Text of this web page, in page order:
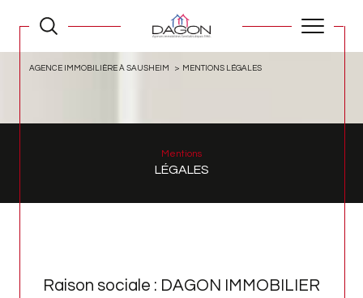
AGENCE IMMOBILIÈRE À SAUSHEIM MENTIONS LÉGALES
Mentions
LÉGALES
Raison sociale : DAGON IMMOBILIER